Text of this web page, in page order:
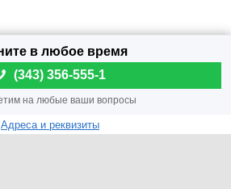
Адреса и реквизиты
(343) 356-555-1